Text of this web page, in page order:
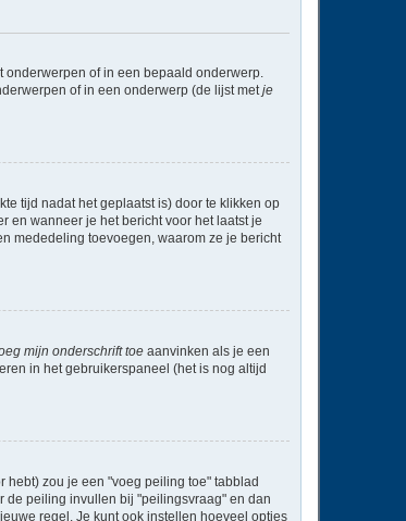
onderwerpen of in een bepaald onderwerp.
of in een onderwerp (de lijst metje
tijd nadat het geplaatst is) door te klikken op
en wanneer je het bericht voor het laatst je
mededeling toevoegen, waarom ze je bericht
mijn onderschrift toe aanvinken als je een
in het gebruikerspaneel (het is nog altijd
zou je een "voeg peiling toe" tabblad
de peiling invullen bij "peilingsvraag" en dan
regel. Je kunt ook instellen hoeveel opties